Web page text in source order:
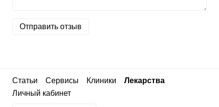
Отправить отзыв
Статьи Сервисы Клиники
Лекарства
Личный кабинет